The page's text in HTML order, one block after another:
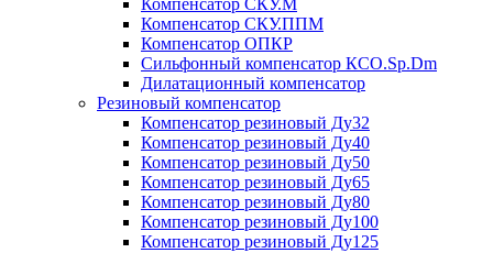
Компенсатор СКУ.М
Компенсатор СКУ.ППМ
Компенсатор ОПКР
Сильфонный компенсатор КСО.Sp.Dm
Дилатационный компенсатор
Резиновый компенсатор
Компенсатор резиновый Ду32
Компенсатор резиновый Ду40
Компенсатор резиновый Ду50
Компенсатор резиновый Ду65
Компенсатор резиновый Ду80
Компенсатор резиновый Ду100
Компенсатор резиновый Ду125